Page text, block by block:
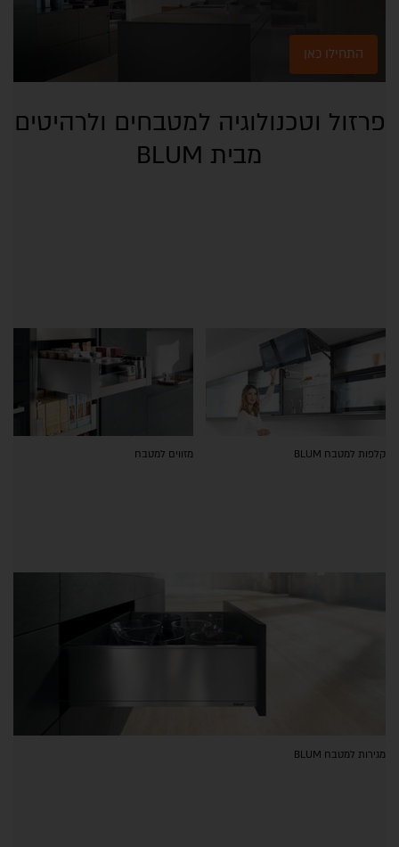
התחילו כאן
פרזול וטכנולוגיה למטבחים ולרהיטים
מבית BLUM
קלפות למטבח BLUM מזווים למטבח
מגירות למטבח BLUM